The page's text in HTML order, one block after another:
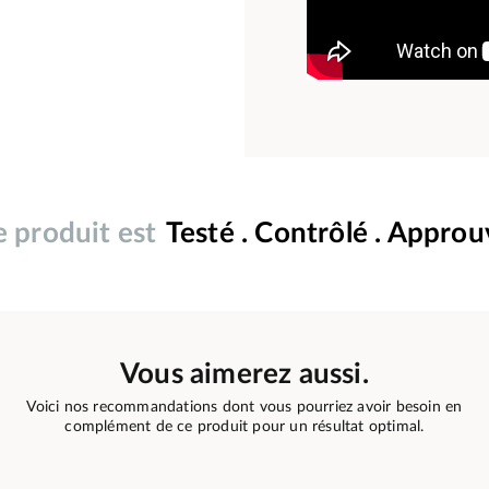
produit est Testé . Contrôlé .
Vous aimerez aussi.
Voici nos recommandations dont vous pourriez avoir besoin en
complément de ce produit pour un résultat optimal.